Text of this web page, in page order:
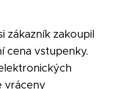
zákazník zakoupil
cena vstupenky.
vráceny